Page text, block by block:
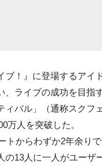
ブ！』に登場するアイ
、ライブの成功を目指
ィバル」（通称スクフ
万人を突破した。
トからわずか2年余り
の13人に一人がユーザ